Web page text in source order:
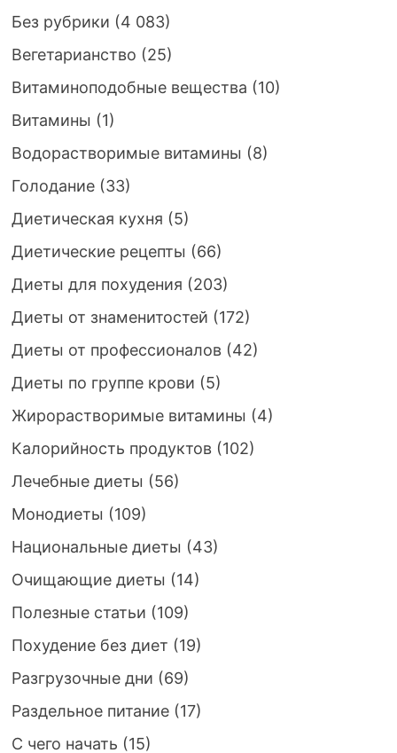
Без рубрики (4 083)
Вегетарианство (25)
Витаминоподобные вещества (10)
Витамины (1)
Водорастворимые витамины (8)
Голодание(33)
Диетическая кухня (5)
Диетические рецепты (66)
Диеты для похудения (203)
Диеты от знаменитостей (172)
Диеты от профессионалов(42)
Диеты по группе крови (5)
Жирорастворимые витамины (4)
Калорийность продуктов(102)
Лечебные диеты (56)
Монодиеты (109)
Национальные диеты (43)
Очищающие диеты (14)
Полезные статьи (109)
Похудение без диет (19)
Разгрузочные дни (69)
Раздельное питание(17)
С чего начать (15)